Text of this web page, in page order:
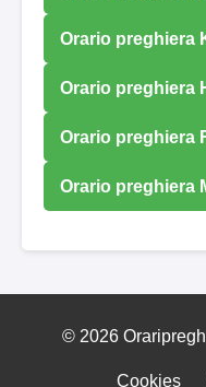
Orario preghiera
Orario preghiera
Orario preghiera
Orario preghiera
© 2026
Cookies